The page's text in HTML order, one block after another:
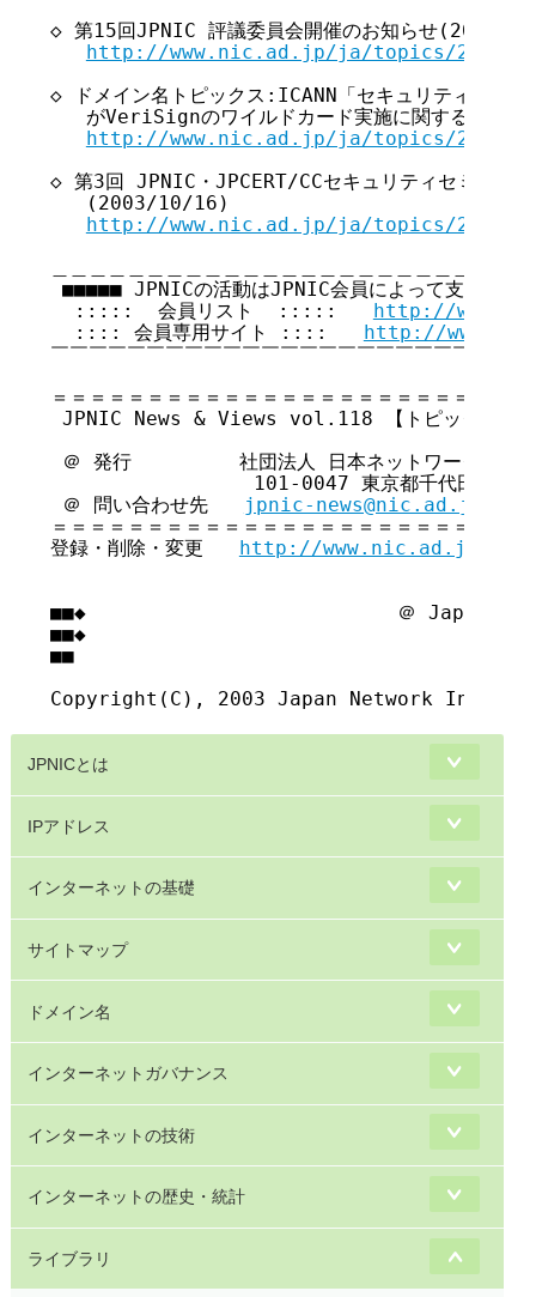
◇ 第15回JPNIC 評議委員会開催のお知らせ(2003/
http://www.nic.ad.jp/ja/topics/2003/
◇ ドメイン名トピックス:ICANN「セキュリティと安定
がVeriSignのワイルドカード実施に関する第二
http://www.nic.ad.jp/ja/topics/2003/
◇ 第3回 JPNIC・JPCERT/CCセキュリティセミナー
   (2003/10/16)
http://www.nic.ad.jp/ja/topics/2003/
■■■■■ JPNICの活動はJPNIC会員によって支えられ
  :::::  会員リスト  :::::
http://
  :::: 会員専用サイト ::::
http://
￣￣￣￣￣￣￣￣￣￣￣￣￣￣￣￣￣￣￣￣￣￣￣￣
＝＝＝＝＝＝＝＝＝＝＝＝＝＝＝＝＝＝＝＝＝＝＝＝
JPNIC News & Views vol.118 【トピックス号
＠ 発行         社団法人 日本ネットワークインフ
101-0047 東京都千代田区内
＠ 問い合わせ先
jpnic-news@nic.ad.jp
＝＝＝＝＝＝＝＝＝＝＝＝＝＝＝＝＝＝＝＝＝＝＝＝
登録・削除・変更 http://www.nic.ad.jp/ja/
■■◆                          ＠ Japan
■■◆
■■
JPNICとは
IPアドレス
インターネットの基礎
サイトマップ
ドメイン名
インターネットガバナンス
インターネットの技術
インターネットの歴史・統計
ライブラリ